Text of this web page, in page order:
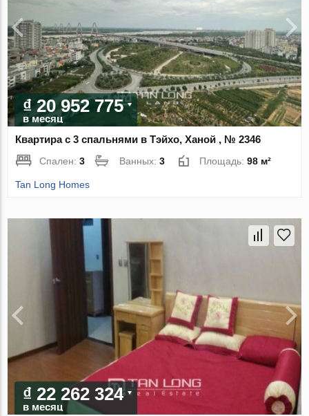
₫ 20 952 775
в месяц
Квартира с 3 спальнями в Тэйхо, Ханой , № 2346
Спален:3 Ванных:3 Площадь:98 м²
Tan Long Homes
₫ 22 262 324
в месяц